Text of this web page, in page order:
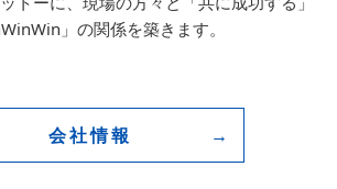
」の関係を築きます。
会社情報